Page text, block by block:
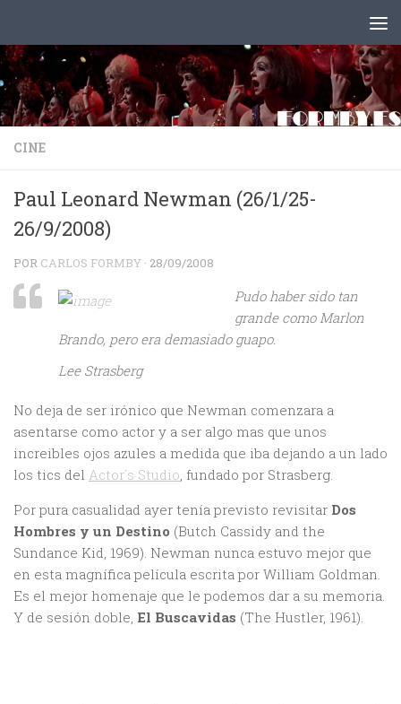
CINE
Paul Leonard Newman (26/1/25-
26/9/2008)
POR CARLOS FORMBY · 28/09/2008
Pudo haber sido tan
grande como Marlon
Brando, pero era demasiado guapo.
Lee Strasberg
No deja de ser irónico que Newman comenzara a
asentarse como actor y a ser algo mas que unos
increibles ojos azules a medida que iba dejando a un lado
los tics del Actor´s Studio, fundado por Strasberg.
Por pura casualidad ayer tenía previsto revisitar Dos
Hombres y un Destino (Butch Cassidy and the
Sundance Kid, 1969). Newman nunca estuvo mejor que
en esta magnífica película escrita por William Goldman.
Es el mejor homenaje que le podemos dar a su memoria.
Y de sesión doble, El Buscavidas (The Hustler, 1961).